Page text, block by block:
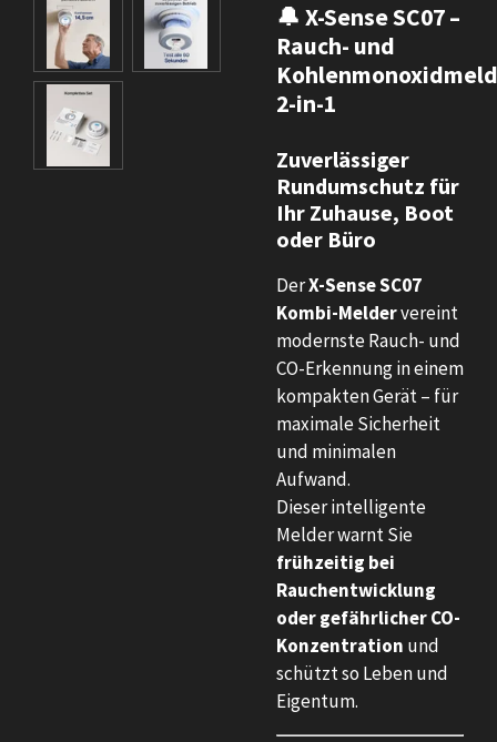
🔔 X-Sense SC07 –
Rauch- und
2-in-1
Zuverlässiger
Rundumschutz für
Ihr Zuhause, Boot
oder Büro
DerX-Sense SC07
Kombi-Meldervereint
modernste Rauch- und
CO-Erkennung in einem
kompakten Gerät – für
maximale Sicherheit
und minimalen
Aufwand.
Dieser intelligente
Melder warnt Sie
frühzeitig bei
Rauchentwicklung
oder gefährlicher CO-
Konzentration und
schützt so Leben und
Eigentum.